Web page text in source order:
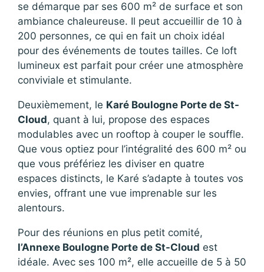
se démarque par ses 600 m² de surface et son
ambiance chaleureuse. Il peut accueillir de 10 à
200 personnes, ce qui en fait un choix idéal
pour des événements de toutes tailles. Ce loft
lumineux est parfait pour créer une atmosphère
conviviale et stimulante.
Deuxièmement, le Karé Boulogne Porte de St-
Cloud, quant à lui, propose des espaces
modulables avec un rooftop à couper le souffle.
Que vous optiez pour l’intégralité des 600 m² ou
que vous préfériez les diviser en quatre
espaces distincts, le Karé s’adapte à toutes vos
envies, offrant une vue imprenable sur les
alentours.
Pour des réunions en plus petit comité,
l’Annexe Boulogne Porte de St-Cloud est
idéale. Avec ses 100 m², elle accueille de 5 à 50